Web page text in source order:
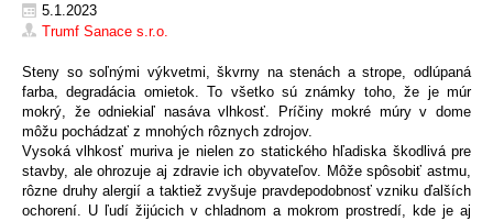
5.1.2023
Trumf Sanace s.r.o.
Steny so soľnými výkvetmi, škvrny na stenách a strope, odlúpaná
farba, degradácia omietok. To všetko sú známky toho, že je múr
mokrý, že odniekiaľ nasáva vlhkosť. Príčiny mokré múry v dome
môžu pochádzať z mnohých rôznych zdrojov.
Vysoká vlhkosť muriva je nielen zo statického hľadiska škodlivá pre
stavby, ale ohrozuje aj zdravie ich obyvateľov. Môže spôsobiť astmu,
rôzne druhy alergií a taktiež zvyšuje pravdepodobnosť vzniku ďalších
ochorení. U ľudí žijúcich v chladnom a mokrom prostredí, kde je aj
Najlacnejšie v SR
AquaStop Cream® –
vedro 5 litrov
117,00
+ PŘIDAT DO KOŠÍKU